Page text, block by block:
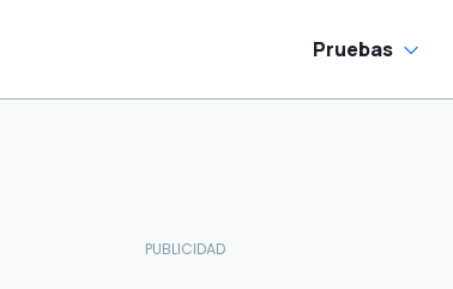
Pruebas